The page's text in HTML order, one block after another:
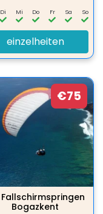
Di Mi Do Fr Sa So
einzelheiten
€75
Fallschirmspringen
Bogazkent